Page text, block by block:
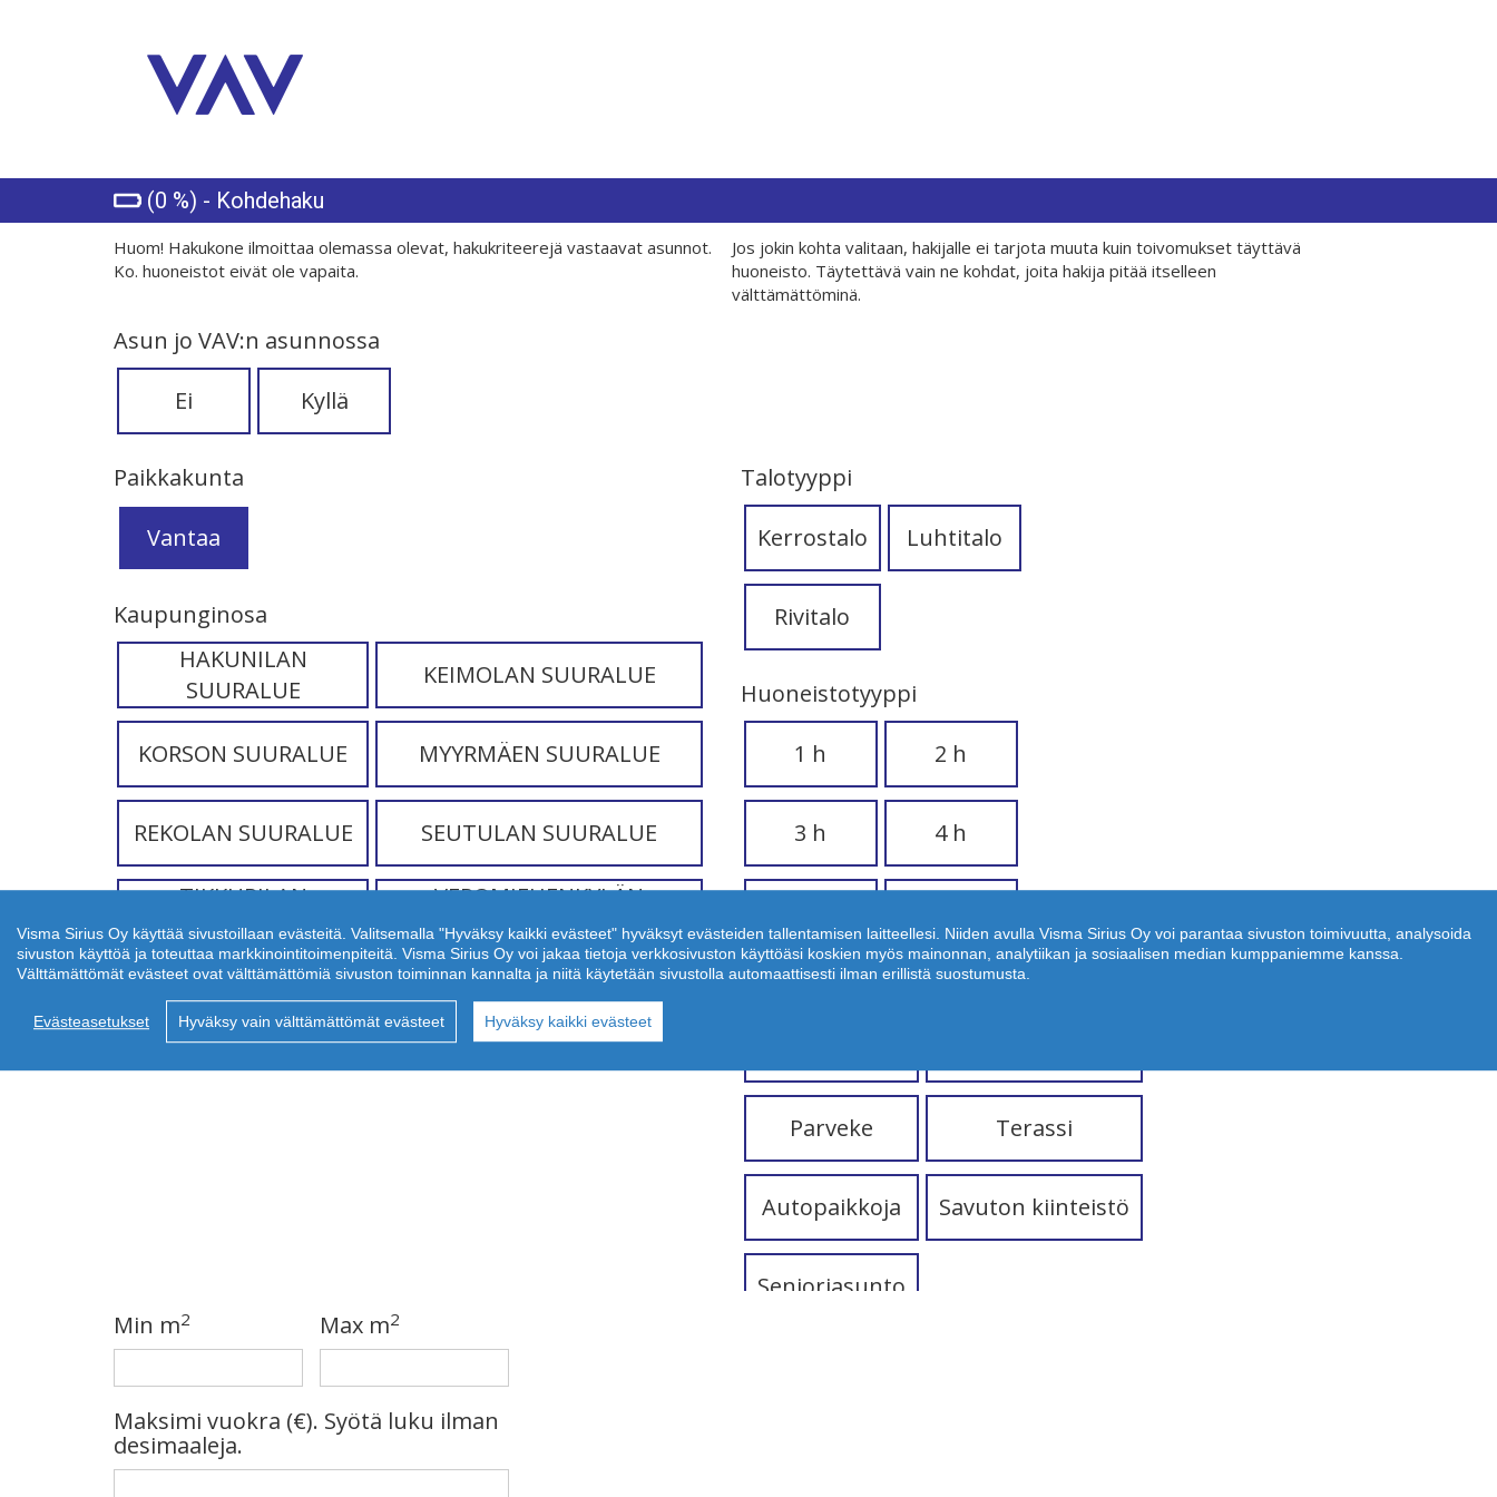
Visma Sirius Oy käyttää sivustoillaan evästeitä. Valitsemalla "Hyväksy kaikki evästeet" hyväksyt evästeiden tallentamisen laitteellesi. Niiden avulla Visma Sirius Oy voi parantaa sivuston toimivuutta, analysoida
sivuston käyttöä ja toteuttaa markkinointitoimenpiteitä. Visma Sirius Oy voi jakaa tietoja verkkosivuston käyttöäsi koskien myös mainonnan, analytiikan ja sosiaalisen median kumppaniemme kanssa.
Välttämättömät evästeet ovat välttämättömiä sivuston toiminnan kannalta ja niitä käytetään sivustolla automaattisesti ilman erillistä suostumusta.
Evästeasetukset Hyväksy vain välttämättömät evästeet Hyväksy kaikki evästeet
(0 %) - Kohdehaku
Huom! Hakukone ilmoittaa olemassa olevat, hakukriteerejä vastaavat asunnot.
Ko. huoneistot eivät ole vapaita.
Jos jokin kohta valitaan, hakijalle ei tarjota muuta kuin toivomukset täyttävä
huoneisto. Täytettävä vain ne kohdat, joita hakija pitää itselleen
välttämättöminä.
Asun jo VAV:n asunnossa
Ei
Kyllä
Paikkakunta
Vantaa
Kaupunginosa
HAKUNILAN
SUURALUE
KEIMOLAN SUURALUE
KORSON SUURALUE MYYRMÄEN SUURALUE
REKOLAN SUURALUE SEUTULAN SUURALUE
TIKKURILAN
SUURALUE
VEROMIEHENKYLÄN
SUURALUE
Talotyyppi
Kerrostalo
Luhtitalo
Rivitalo
Huoneistotyyppi
1 h
2 h
3 h 4 h
Ominaisuudet
Parveke Terassi
Autopaikkoja Savuton kiinteistö
Senioriasunto
Min m2 Max m2
Maksimi vuokra (€). Syötä luku ilman
desimaaleja.